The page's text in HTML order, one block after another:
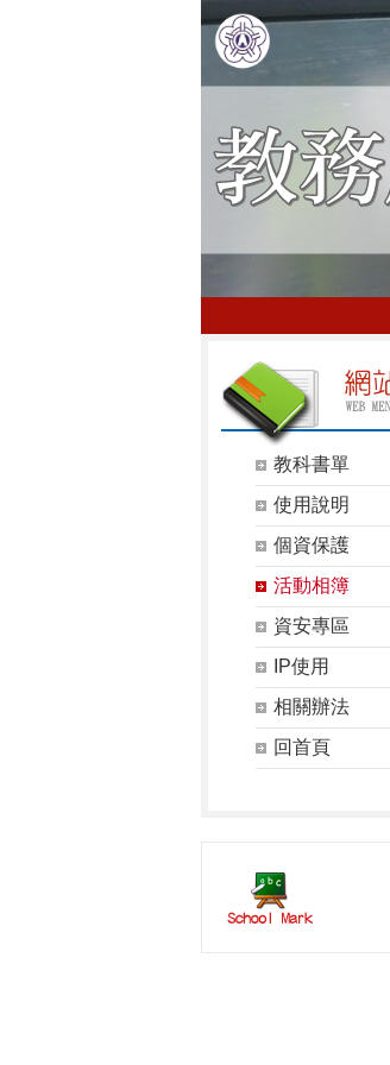
教科書單
使用說明
個資保護
活動相簿
資安專區
IP使用
相關辦法
回首頁